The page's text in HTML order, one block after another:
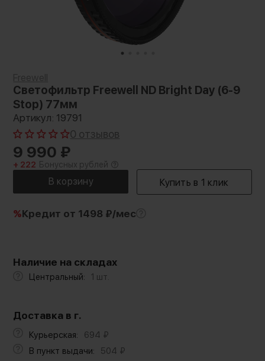
Светофильтр Freewell ND Bright Day (6-9
Stop) 77мм
Артикул: 19791
0 отзывов
9 990 ₽
+ 222 Бонусных рублей
%Кредит от 1498 ₽/мес
Наличие на складах
Центральный: 1 шт.
Доставка в г.
Курьерская: 694 ₽
В пункт выдачи:
504 ₽